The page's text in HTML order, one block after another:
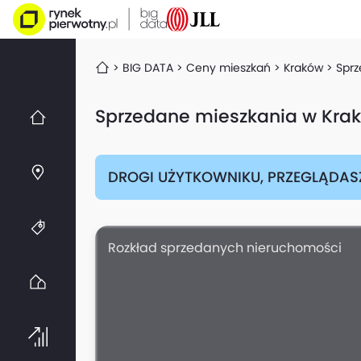
BIG DATA Ceny mieszkań Kraków
Sprzedane mieszkania w
DROGI UŻYTKOWNIKU,
Rozkład sprzedanych nieruchomości